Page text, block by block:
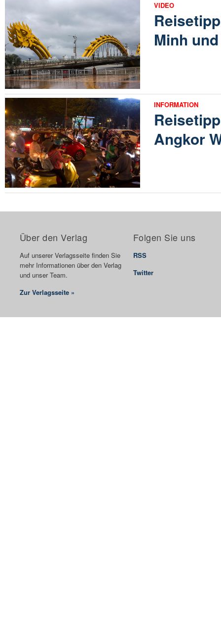
VIDEO
Minh
INFORMATION
Angkor
Über den Verlag
Auf unserer Verlagsseite finden Sie
mehr Informationen über den Verlag
und unser Team.
Zur Verlagsseite »
Folgen Sie uns
RSS
Twitter